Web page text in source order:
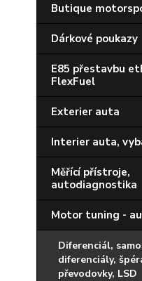
Butique
Dárkové poukazy
E85 přestavbu
FlexFuel
Exterier auta
Interier auta,
Měřící přístroje,
autodiagnostika
Motor tuning -
Diferenciál,
diferenciály,
převodovky, LSD